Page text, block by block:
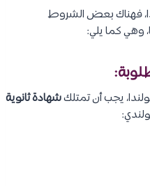
فهناك بعض الشروط
وهي كما يلي:
يجب أن تمتلكشهادة ثانوية